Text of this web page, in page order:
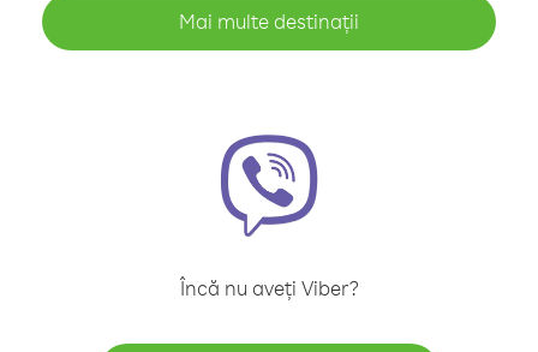
Mai multe destinații
Încă nu aveți Viber?